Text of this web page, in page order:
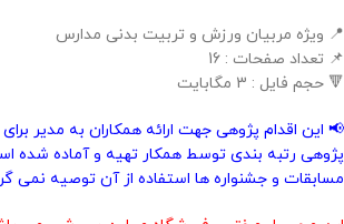
📍 ویژه مربیان ورزش و تربیت بدنی مدارس
📌 تعداد صفحات : 16
🔻 حجم فایل : 3 مگابایت
📢 این اقدام پژوهی جهت ارائه همکاران به مدیر
پژوهی رتبه بندی توسط همکار تهیه و آماده شده
مسابقات و جشنواره ها استفاده از آن توصیه نمی